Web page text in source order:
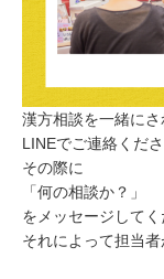
漢方相談を一緒にさ
LINEでご連絡くださ
その際に
「何の相談か？」
をメッセージしてく
それによって担当者